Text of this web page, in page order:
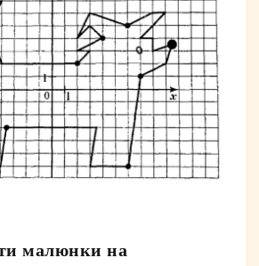
малюнки на